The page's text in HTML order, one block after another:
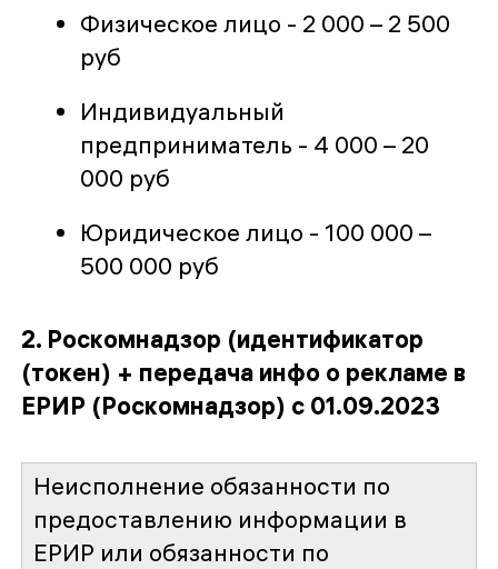
Физическое лицо - 2 000 – 2 500
руб
Индивидуальный
предприниматель - 4 000 – 20
000 руб
Юридическое лицо - 100 000 –
500 000 руб
2. Роскомнадзор (идентификатор
(токен) + передача инфо о рекламе в
ЕРИР (Роскомнадзор) с 01.09.2023
Неисполнение обязанности по
предоставлению информации в
ЕРИР или обязанности по